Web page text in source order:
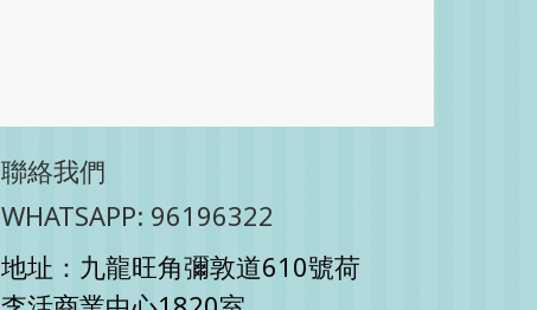
聯絡我們
WHATSAPP: 96196322
地址：九龍旺角彌敦道610號荷